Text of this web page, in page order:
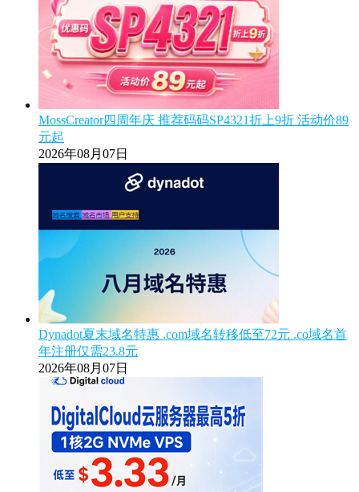
MossCreator四周年庆 推荐码码SP4321折上9折 活动价89
元起
2026年08月07日
Dynadot夏末域名特惠 .com域名转移低至72元 .co域名首
年注册仅需23.8元
2026年08月07日